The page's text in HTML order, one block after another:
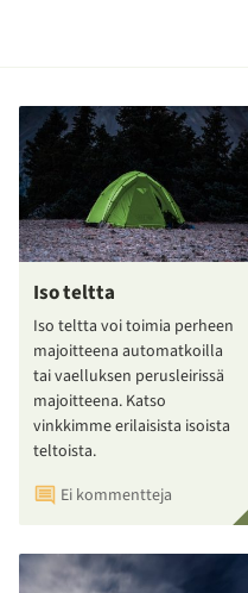
Iso teltta
Iso teltta voi toimia perheen
majoitteena automatkoilla
tai vaelluksen perusleirissä
majoitteena. Katso
vinkkimme erilaisista isoista
teltoista.
Ei kommentteja